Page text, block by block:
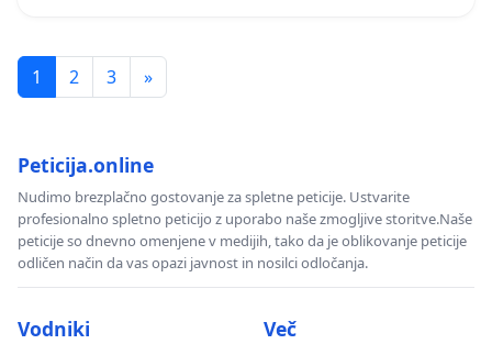
1 2 3 »
Peticija.online
Nudimo brezplačno gostovanje za spletne peticije. Ustvarite
profesionalno spletno peticijo z uporabo naše zmogljive storitve.Naše
peticije so dnevno omenjene v medijih, tako da je oblikovanje peticije
odličen način da vas opazi javnost in nosilci odločanja.
Vodniki Več